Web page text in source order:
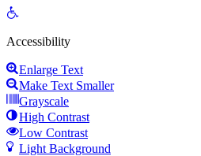
Open
Accessibility
Enlarge Text
Make Text Smaller
Grayscale
High Contrast
Low Contrast
Light Background